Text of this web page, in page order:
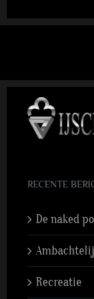
RECENTE
De naked
Recreatie